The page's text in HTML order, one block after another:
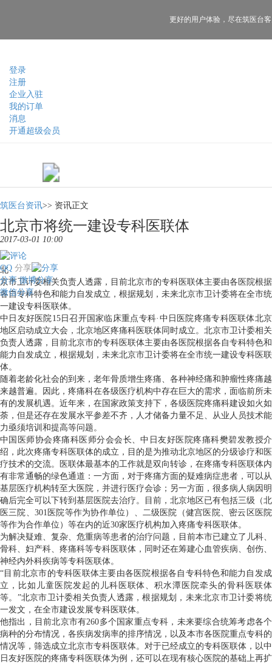
登录
注册
企业入驻
我的订单
消息
开通超级会员
更好的用户体验， 尽在筑医台
筑医台资讯>> 资讯正文
北京市将统一建设专科医联体
2017-03-01 10:00
分享
QQ
分享 微博分享
微信分享
北
京市卫计委相关负责人透露，目前北京市的专科医联体主要由各医院根据
各自专科特色和能力自发成立，根据规划，未来北京市卫计委将在全市统
一建设专科医联体。
中日友好医院15日召开国家临床重点专科·中日医院疼痛专科医联体北京
地区启动成立大会，北京地区疼痛科医联体同时成立。北京市卫计委相关
负责人透露，目前北京市的专科医联体主要由各医院根据各自专科特色和
能力自发成立，根据规划，未来北京市卫计委将在全市统一建设专科医联
体。
随着老龄化社会的到来，老年骨质增生疼痛、各种神经痛和肿瘤性疼痛越
来越普遍。因此，疼痛科在各级医疗机构中存在巨大的需求，面临前所未
有的发展机遇。近年来，在国家政策支持下，各级医院疼痛科建设如火如
荼，但是还存在发展水平参差不齐，人才储备力量不足、从业人员技术能
力亟须培训和提高等问题。
中国医师协会疼痛科医师分会会长、中日友好医院疼痛科樊碧发教授介
绍，此次疼痛专科医联体的成立，目的是为推动北京地区的分级诊疗和医
疗技术的交流。医联体最基本的工作就是双向转诊，在疼痛专科医联体内
有非常通畅的绿色通道：一方面，对于疼痛方面的疑难病症患者，可以从
基层医疗机构转至大医院，并进行医疗会诊；另一方面，很多病人病因明
确后完全可以下转到基层医院去治疗。目前，北京地区已有包括三级（北
医三院、301医院等作为协作单位）、二级医院（健宫医院、密云区医院
等作为合作单位）等在内的近30家医疗机构加入疼痛专科医联体。
为解决疑难、复杂、危重病等患者的治疗问题，目前本市已建立了儿科、
骨科、妇产科、疼痛科等专科医联体，同时还在筹建心血管疾病、创伤、
神经内外科疾病等专科医联体。
“目前北京市的专科医联体主要由各医院根据各自专科特色和能力自发成
立，比如儿童医院发起的儿科医联体、积水潭医院牵头的骨科医联体
等。”北京市卫计委相关负责人透露，根据规划，未来北京市卫计委将统
一发文，在全市建设发展专科医联体。
他指出，目前北京市有260多个国家重点专科，未来要综合统筹考虑各个
病种的分布情况，各疾病发病率的排序情况，以及本市各医院重点专科的
情况等，筛选成立北京市专科医联体。对于已经成立的专科医联体，以中
日友好医院的疼痛专科医联体为例，还可以在现有核心医院的基础上再扩